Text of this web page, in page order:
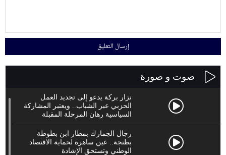
صوت و صورة
نزار بركة يدعو إلى تجديد العمل
الحزبي عبر الشباب.. ويعتبر المشاركة
السياسية رهان المرحلة المقبلة
رجال الجمارك بمطار ابن بطوطة
بطنجة.. عين ساهرة لحماية الاقتصاد
الوطني وتستحق الإشادة